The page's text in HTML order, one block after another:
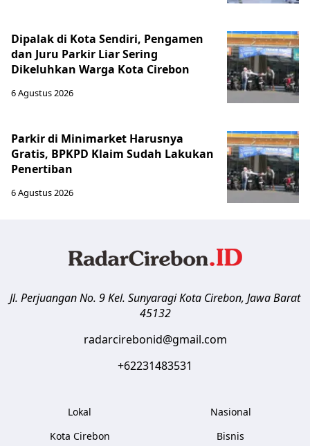
Dipalak di Kota Sendiri, Pengamen
dan Juru Parkir Liar Sering
Dikeluhkan Warga Kota Cirebon
6 Agustus 2026
Parkir di Minimarket Harusnya
Gratis, BPKPD Klaim Sudah Lakukan
Penertiban
6 Agustus 2026
Jl. Perjuangan No. 9 Kel. SunyaragiKota Cirebon, Jawa Barat
45132
radarcirebonid@gmail.com
+62231483531
Lokal
Kota Cirebon
Nasional
Bisnis